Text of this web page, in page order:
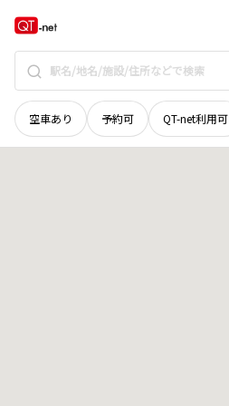
空車あり 予約可 QT-net利用可
宮城県